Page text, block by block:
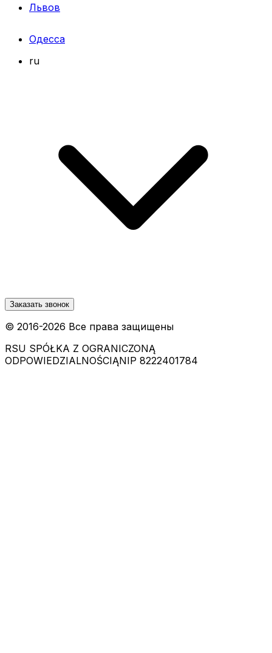
Львов
Одесса
ru
Заказать звонок
© 2016-2026 Все права защищены
RSU SPÓŁKA Z OGRANICZONĄ
ODPOWIEDZIALNOŚCIĄNIP 8222401784